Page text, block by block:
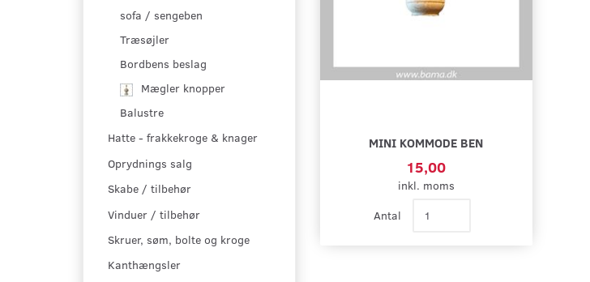
sofa / sengeben
Træsøjler
Bordbens beslag
Mægler knopper
Balustre
Hatte - frakkekroge & knager
Oprydnings salg
Skabe / tilbehør
Vinduer / tilbehør
Skruer, søm, bolte og kroge
Kanthængsler
MINI KOMMODE BEN
15,00
inkl. moms
Antal